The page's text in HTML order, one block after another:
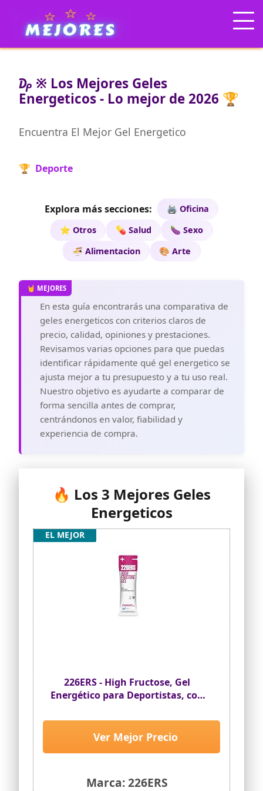
₯ ※ Los Mejores Geles
Energeticos - Lo mejor de 2026 🏆
Encuentra El Mejor Gel Energetico
🏆 Deporte
Explora más secciones:
🖨️ Oficina
⭐ Otros
💊 Salud
🍆 Sexo
🍜 Alimentacion
🎨 Arte
En esta guía encontrarás una comparativa de
geles energeticos con criterios claros de
precio, calidad, opiniones y prestaciones.
Revisamos varias opciones para que puedas
identificar rápidamente qué gel energetico se
ajusta mejor a tu presupuesto y a tu uso real.
Nuestro objetivo es ayudarte a comparar de
forma sencilla antes de comprar,
centrándonos en valor, fiabilidad y
experiencia de compra.
🔥 Los 3 Mejores Geles
Energeticos
226ERS - High Fructose, Gel
Energético para Deportistas, con
Vegano y Sin Gluten, Aporte
Hidratos de Carbono, Sabor
Fresa, 1 Gel x 80 g
Marca: 226ERS
Ver Mejor Precio
EL MEJOR